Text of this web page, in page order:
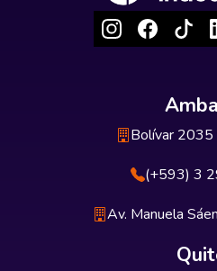
Bolívar 2035
(+593) 3
Av. Manuela